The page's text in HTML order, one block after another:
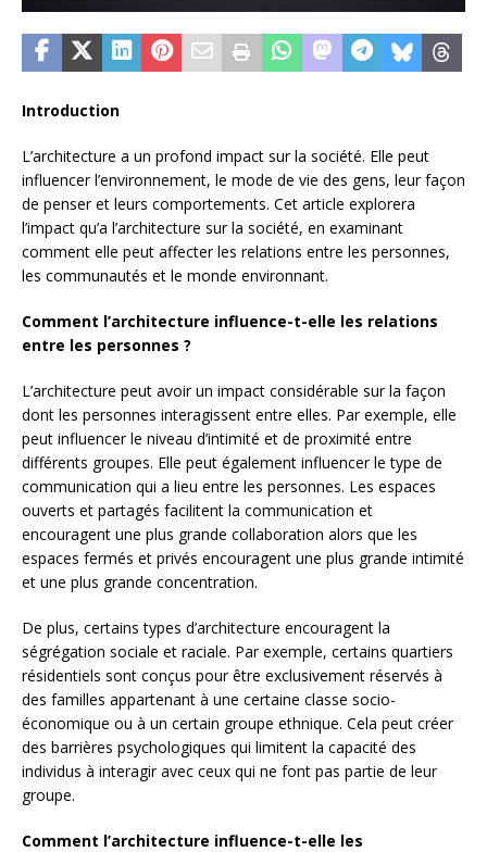
Introduction
L’architecture a un profond impact sur la société. Elle peut
influencer l’environnement, le mode de vie des gens, leur façon
de penser et leurs comportements. Cet article explorera
l’impact qu’a l’architecture sur la société, en examinant
comment elle peut affecter les relations entre les personnes,
les communautés et le monde environnant.
Comment l’architecture influence-t-elle les relations
entre les personnes ?
L’architecture peut avoir un impact considérable sur la façon
dont les personnes interagissent entre elles. Par exemple, elle
peut influencer le niveau d’intimité et de proximité entre
différents groupes. Elle peut également influencer le type de
communication qui a lieu entre les personnes. Les espaces
ouverts et partagés facilitent la communication et
encouragent une plus grande collaboration alors que les
espaces fermés et privés encouragent une plus grande intimité
et une plus grande concentration.
De plus, certains types d’architecture encouragent la
ségrégation sociale et raciale. Par exemple, certains quartiers
résidentiels sont conçus pour être exclusivement réservés à
des familles appartenant à une certaine classe socio-
économique ou à un certain groupe ethnique. Cela peut créer
des barrières psychologiques qui limitent la capacité des
individus à interagir avec ceux qui ne font pas partie de leur
groupe.
Comment l’architecture influence-t-elle les